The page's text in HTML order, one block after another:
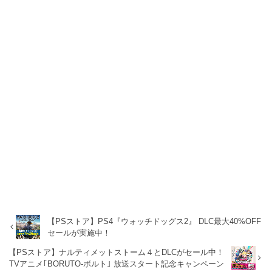
【PSストア】PS4『ウォッチドッグス2』 DLC最大40%OFF
セールが実施中！
【PSストア】ナルティメットストーム４とDLCがセール中！
TVアニメ｢BORUTO-ボルト｣ 放送スタート記念キャンペーン